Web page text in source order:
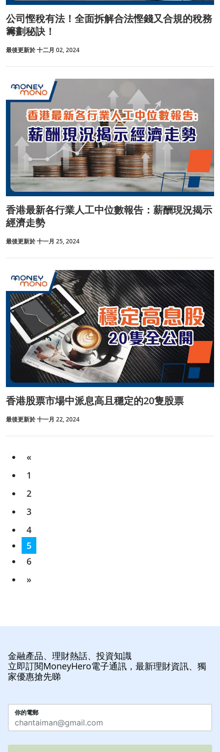
公司慳稅有法！全面拆解合法慳錢又合規的稅務
籌劃秘訣！
最後更新於 十二月 02, 2024
香港最新各行業人工中位數報告：薪酬現況揭示
經濟走勢
最後更新於 十一月 25, 2024
香港股票市場中派息高且穩定的20隻股票
最後更新於 十一月 22, 2024
«
1
2
3
4
5
6
»
金融產品、理財熱話、投資知識
立即訂閱MoneyHero電子通訊，最新理財資訊、獨
家優惠搶先睇